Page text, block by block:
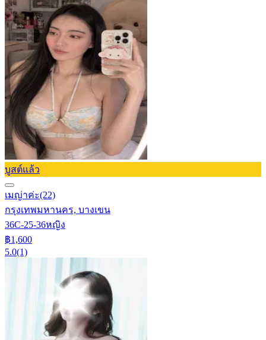
บูสต์แล้ว
เมญ่าค่ะ(22)
กรุงเทพมหานคร, บางเขน
36C-25-36หญิง
฿1,600
5.0(1)